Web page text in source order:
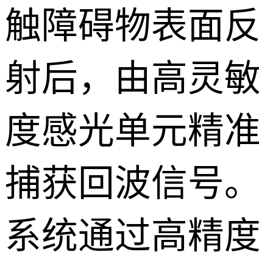
触障碍物表面反
射后，由高灵敏
度感光单元精准
捕获回波信号。
系统通过高精度